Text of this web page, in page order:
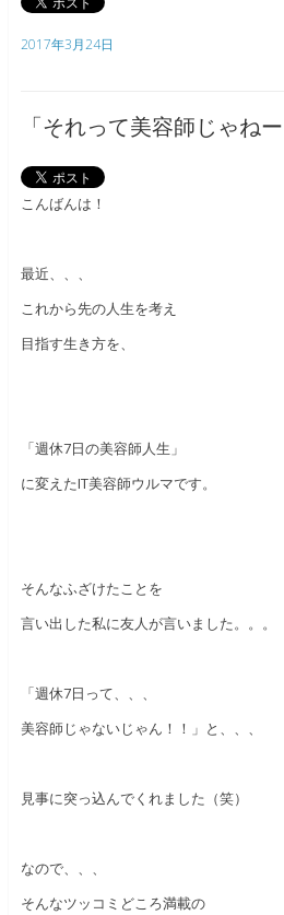
2017年3月24日
「それって美容師じゃね
こんばんは！
最近、、、
これから先の人生を考え
目指す生き方を、
「週休7日の美容師人生」
に変えたIT美容師ウルマです。
そんなふざけたことを
言い出した私に友人が言いました。。。
「週休7日って、、、
美容師じゃないじゃん！！」と、、、
見事に突っ込んでくれました（笑）
なので、、、
そんなツッコミどころ満載の